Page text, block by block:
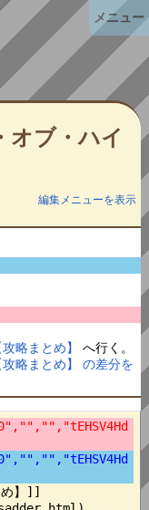
オブ・ハイ
編集メニューを表示
略まとめ】
へ行く。
略まとめ】 の差分を
め】]]
メニュー